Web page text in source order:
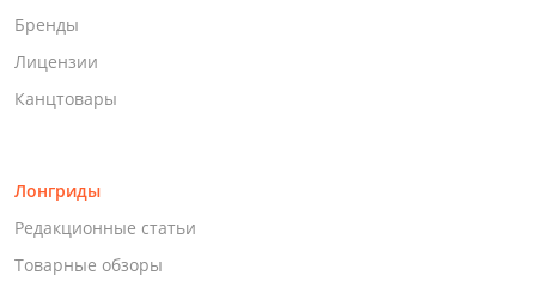
Бренды
Лицензии
Канцтовары
Лонгриды
Редакционные статьи
Товарные обзоры